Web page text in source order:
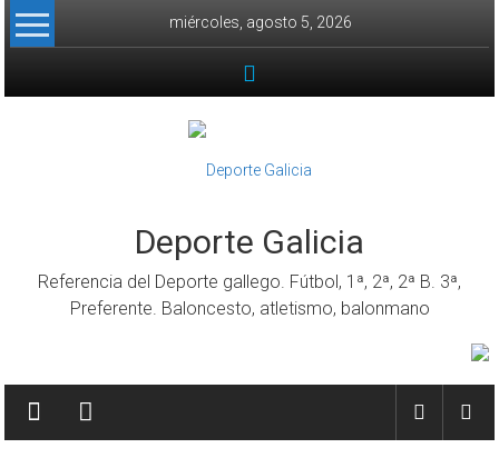
Skip to content
miércoles, agosto 5, 2026
Deporte Galicia
Referencia del Deporte gallego. Fútbol, 1ª, 2ª, 2ª B. 3ª,
Preferente. Baloncesto, atletismo, balonmano